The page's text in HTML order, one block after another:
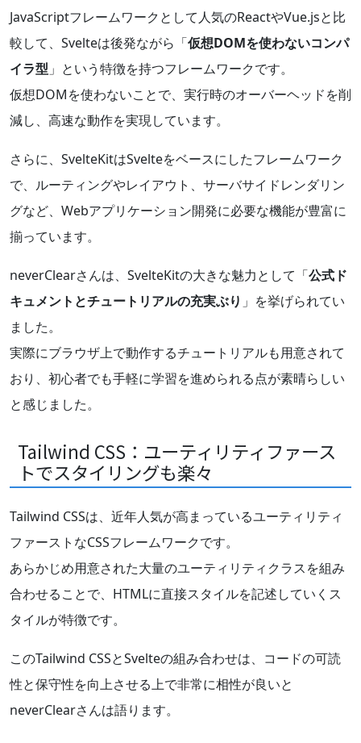
JavaScriptフレームワークとして人気のReactやVue.jsと比
較して、Svelteは後発ながら「仮想DOMを使わないコンパ
イラ型 」という特徴を持つフレームワークです。
仮想DOMを使わないことで、実行時のオーバーヘッドを削
減し、高速な動作を実現しています。
さらに、SvelteKitはSvelteをベースにしたフレームワーク
で、ルーティングやレイアウト、サーバサイドレンダリン
グなど、Webアプリケーション開発に必要な機能が豊富に
揃っています。
neverClearさんは、SvelteKitの大きな魅力として「公式ド
キュメントとチュートリアルの充実ぶり 」を挙げられてい
ました。
実際にブラウザ上で動作するチュートリアルも用意されて
おり、初心者でも手軽に学習を進められる点が素晴らしい
と感じました。
Tailwind CSS：ユーティリティファース
トでスタイリングも楽々
Tailwind CSSは、近年人気が高まっているユーティリティ
ファーストなCSSフレームワークです。
あらかじめ用意された大量のユーティリティクラスを組み
合わせることで、HTMLに直接スタイルを記述していくス
タイルが特徴です。
このTailwind CSSとSvelteの組み合わせは、コードの可読
性と保守性を向上させる上で非常に相性が良いと
neverClearさんは語ります。